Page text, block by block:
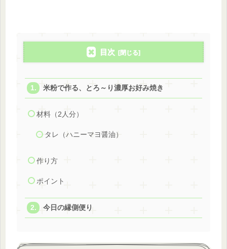
目次
米粉で作る、とろ～り濃厚お好み焼き
材料（2人分）
タレ（ハニーマヨ醤油）
作り方
ポイント
今日の縁側便り